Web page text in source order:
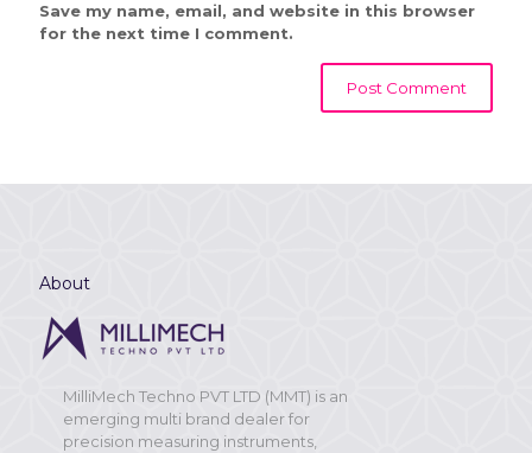
Save my name, email, and website in this browser
for the next time I comment.
About
MilliMech Techno PVT LTD (MMT) is an
emerging multi brand dealer for
precision measuring instruments,